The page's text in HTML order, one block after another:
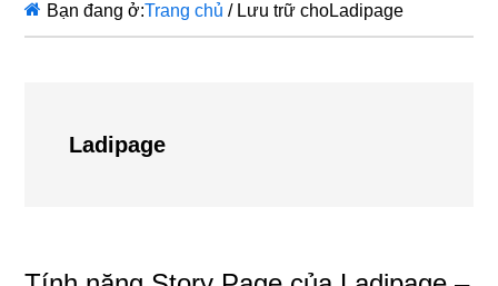
Bạn đang ở:Trang chủ /Lưu trữ choLadipage
Ladipage